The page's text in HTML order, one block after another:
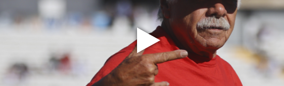
Play
Video